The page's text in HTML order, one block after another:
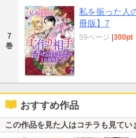
7
巻
私を振った人
冊版】7
59ページ |300pt
おすすめ作品
この作品を見た人はコチラも見てい